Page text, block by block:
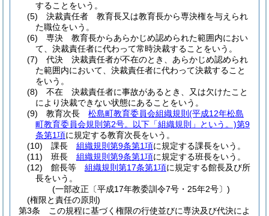
することをいう。
(5)
決裁責任者 教育長又は教育長から専決権を与えられ
た職位をいう。
(6)
専決 教育長からあらかじめ認められた範囲内におい
て、決裁責任者に代わって常時決裁することをいう。
(7)
代決 決裁責任者が不在のとき、あらかじめ認められ
た範囲内において、決裁責任者に代わって決裁すること
をいう。
(8)
不在 決裁責任者に事故があるとき、又は欠けたこと
により決裁できない状態にあることをいう。
(9)
教育次長 松島町教育委員会組織規則 (平成12年松島
町教育委員会規則第2号。以下「組織規則」という。)第9
条第1項に規定する教育次長をいう。
(10)
課長 組織規則第9条第1項に規定する課長をいう。
(11)
班長 組織規則第9条第1項に規定する班長をいう。
(12)
館長等 組織規則第17条第1項に規定する館長及び所
長をいう。
(一部改正〔平成17年教委訓令7号・25年2号〕)
(権限と責任の原則)
第3条
この規程に基づく権限の行使並びに専決及び代決によ